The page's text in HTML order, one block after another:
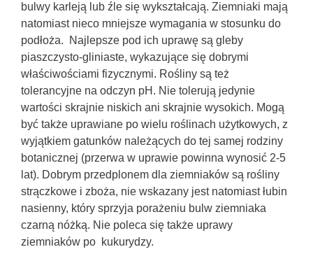
bulwy karleją lub źle się wykształcają. Ziemniaki mają
natomiast nieco mniejsze wymagania w stosunku do
podłoża. Najlepsze pod ich uprawę są gleby
piaszczysto-gliniaste, wykazujące się dobrymi
właściwościami fizycznymi. Rośliny są też
tolerancyjne na odczyn pH. Nie tolerują jedynie
wartości skrajnie niskich ani skrajnie wysokich. Mogą
być także uprawiane po wielu roślinach użytkowych, z
wyjątkiem gatunków należących do tej samej rodziny
botanicznej (przerwa w uprawie powinna wynosić 2-5
lat). Dobrym przedplonem dla ziemniaków są rośliny
strączkowe i zboża, nie wskazany jest natomiast łubin
nasienny, który sprzyja porażeniu bulw ziemniaka
czarną nóżką. Nie poleca się także uprawy
ziemniaków po kukurydzy.